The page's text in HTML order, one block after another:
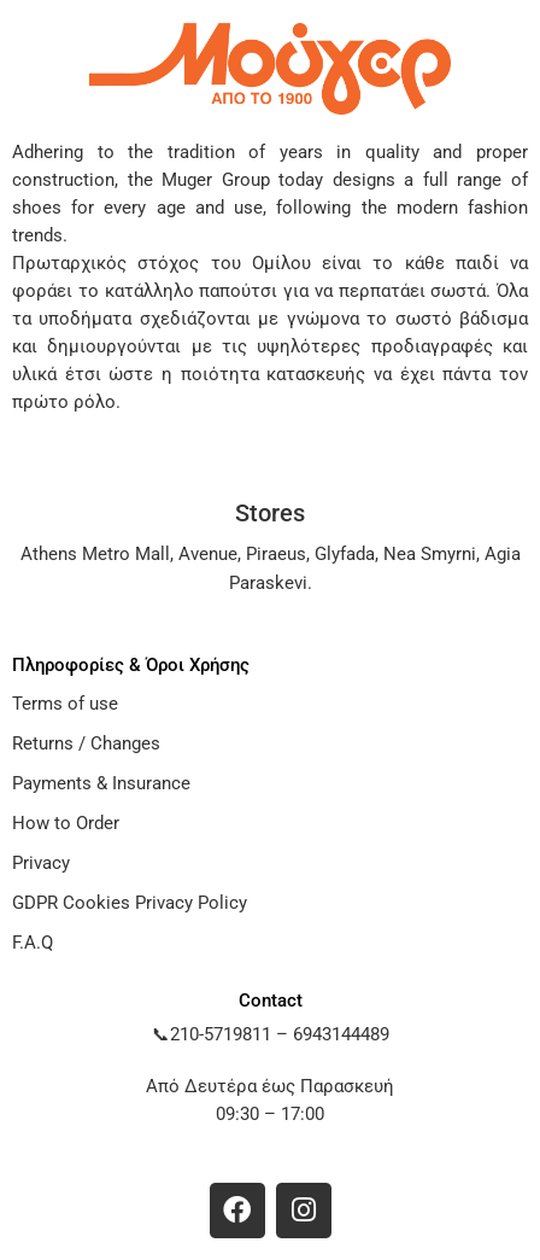
Adhering to the tradition of years in quality and proper
construction, the Muger Group today designs a full range of
shoes for every age and use, following the modern fashion
trends.
Πρωταρχικός στόχος του Ομίλου είναι το κάθε παιδί να
φοράει το κατάλληλο παπούτσι για να περπατάει σωστά. Όλα
τα υποδήματα σχεδιάζονται με γνώμονα το σωστό βάδισμα
και δημιουργούνται με τις υψηλότερες προδιαγραφές και
υλικά έτσι ώστε η ποιότητα κατασκευής να έχει πάντα τον
πρώτο ρόλο.
Stores
Athens Metro Mall , Avenue, Piraeus, Glyfada, Nea Smyrni, Agia
Paraskevi.
Πληροφορίες & Όροι Χρήσης
Terms of use
Returns / Changes
Payments & Insurance
How to Order
Privacy
GDPR Cookies Privacy Policy
F.A.Q
Contact
📞210-5719811 – 6943144489
Από Δευτέρα έως Παρασκευή
09:30 – 17:00